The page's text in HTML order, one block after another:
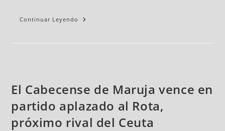
Continuar Leyendo
El Cabecense de Maruja vence en
partido aplazado al Rota,
próximo rival del Ceuta